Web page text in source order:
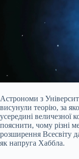
Астрономи з
висунули теорію, за
усередині величезної
пояснити, чому різні
розширення Всесвіту
як напруга Хаббла.